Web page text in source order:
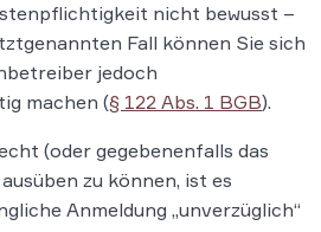
nicht bewusst –
Fall können Sie sich
jedoch
machen (§ 122 Abs. 1 BGB).
(oder gegebenenfalls das
zu können, ist es
Anmeldung „unverzüglich“